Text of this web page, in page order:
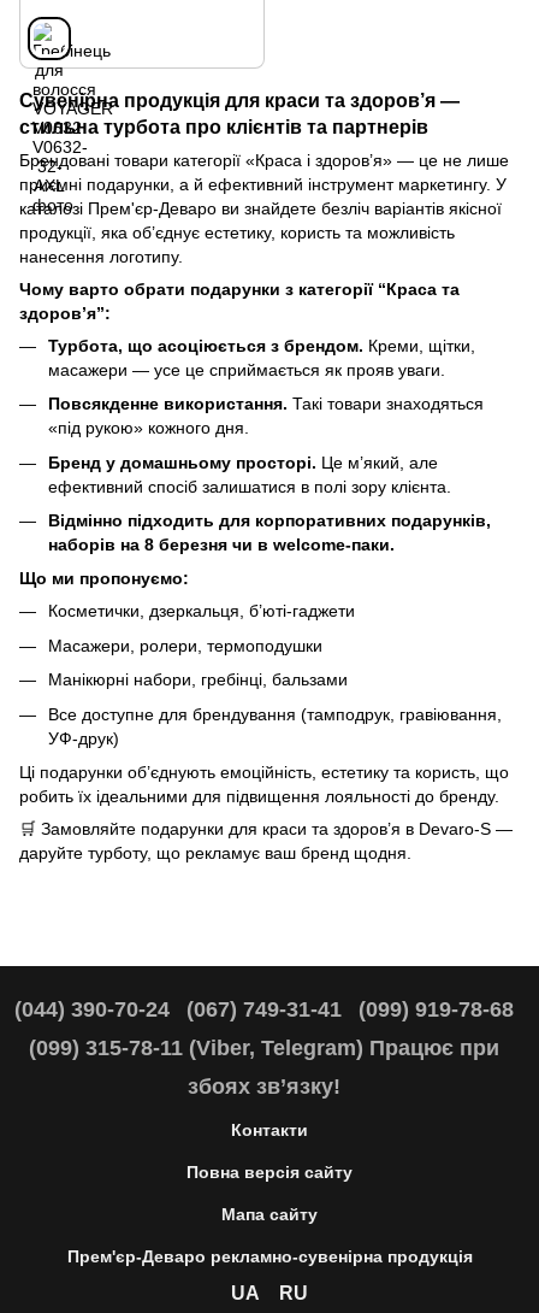
Сувенірна продукція для краси та здоров’я —
стильна турбота про клієнтів та партнерів
Брендовані товари категорії «Краса і здоров’я» — це не лише
приємні подарунки, а й ефективний інструмент маркетингу. У
каталозі Прем'єр-Деваро ви знайдете безліч варіантів якісної
продукції, яка об’єднує естетику, користь та можливість
нанесення логотипу.
Чому варто обрати подарунки з категорії “Краса та
здоров’я”:
Турбота, що асоціюється з брендом. Креми, щітки,
масажери — усе це сприймається як прояв уваги.
Повсякденне використання. Такі товари знаходяться
«під рукою» кожного дня.
Бренд у домашньому просторі. Це м’який, але
ефективний спосіб залишатися в полі зору клієнта.
Відмінно підходить для корпоративних подарунків,
наборів на 8 березня чи в welcome-паки.
Що ми пропонуємо:
Косметички, дзеркальця, б’юті-гаджети
Масажери, ролери, термоподушки
Манікюрні набори, гребінці, бальзами
Все доступне для брендування (тамподрук, гравіювання,
УФ-друк)
Ці подарунки об’єднують емоційність, естетику та користь, що
робить їх ідеальними для підвищення лояльності до бренду.
🛒 Замовляйте подарунки для краси та здоров’я в Devaro-S —
даруйте турботу, що рекламує ваш бренд щодня.
(044) 390-70-24 (067) 749-31-41
(099) 919-78-68
(099) 315-78-11 (Viber, Telegram) Працює при
збоях зв’язку!
Контакти
Повна версія сайту
Мапа сайту
Прем'єр-Деваро рекламно-сувенірна продукція
UA RU